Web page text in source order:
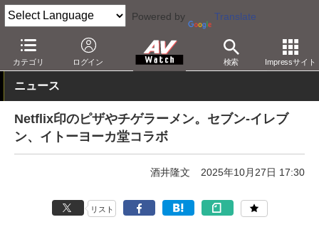
Powered by Translate
カテゴリ ログイン 検索 Impressサイト
AV Watch コンテンツ・サービス 映像配信 Netflix
ニュース
Netflix印のピザやチゲラーメン。セブン-イレブ
ン、イトーヨーカ堂コラボ
酒井隆文 2025年10月27日 17:30
リスト